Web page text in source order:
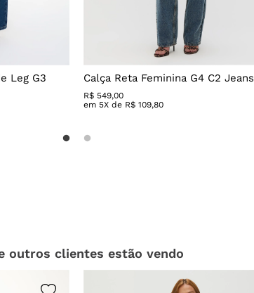
Leg G3
Calça Reta Feminina G4 C2 Jeans
R$ 549,00
em 5X de R$ 109,80
outros clientes estão vendo